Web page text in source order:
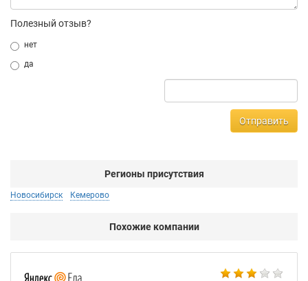
Полезный отзыв?
нет
да
Отправить
Регионы присутствия
Новосибирск Кемерово
Похожие компании